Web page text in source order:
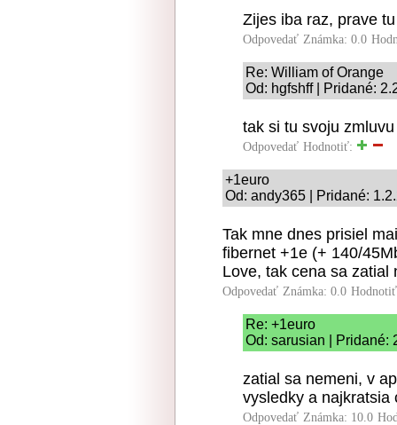
Zijes iba raz, prave
Odpovedať Známka: 0.0
Re: William of Orange
Od: hgfshff | Pridané:
tak si tu svoju
Odpovedať Hodnotiť:
+1euro
Od: andy365 | Pridané:
Tak mne dnes prisiel
fibernet +1e (+ 140/
Love, tak cena sa zatial
Odpovedať Známka: 0.0
Re: +1euro
Od: sarusian | Pridané:
zatial sa nemeni, v
vysledky a najkratsia
Odpovedať Známka: 10.0